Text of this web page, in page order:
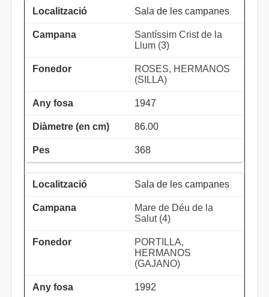
Sala de les campanes
Santíssim Crist de la
Llum (3)
ROSES, HERMANOS
(SILLA)
1947
86.00
368
Sala de les campanes
Mare de Déu de la
Salut (4)
PORTILLA,
HERMANOS
(GAJANO)
1992